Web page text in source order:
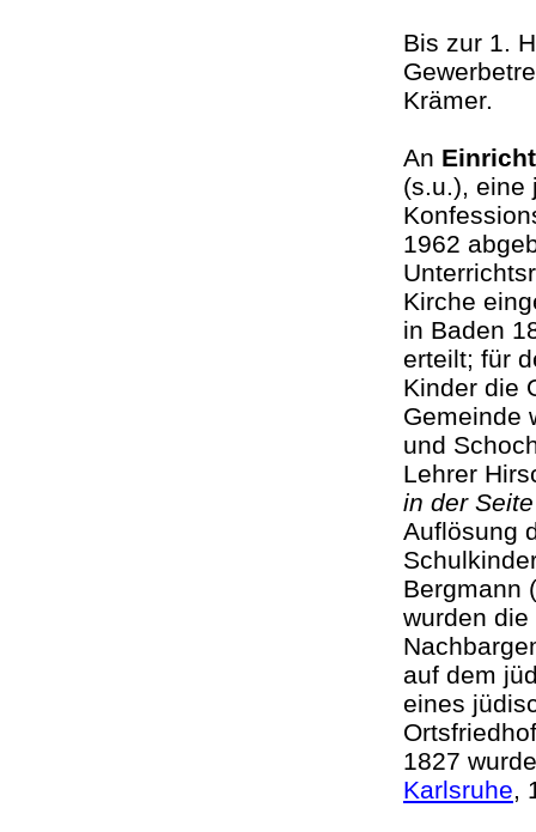
Bis zur 1.
Krämer.
An
(s.u.), eine
1962
Kirche
in Baden
erteilt; für
Kinder die
Gemeinde
und
Lehrer
in der
Auflösung
Bergmann
wurden
auf dem
eines
1827
Karlsruhe,